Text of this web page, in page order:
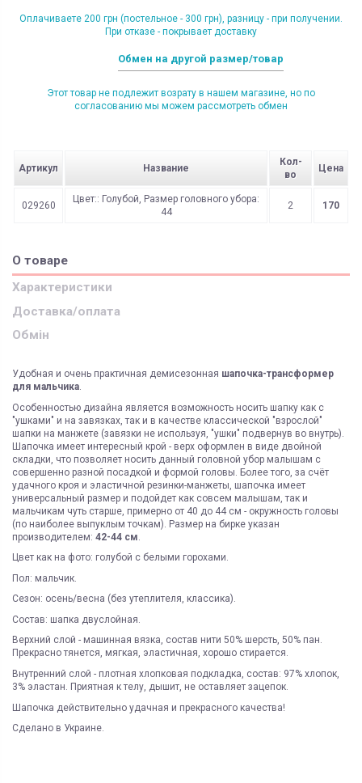
Оплачиваете 200 грн (постельное - 300 грн), разницу - при получении.
При отказе - покрывает доставку
Обмен на другой размер/товар
Этот товар не подлежит возрату в нашем магазине, но по
согласованию мы можем рассмотреть обмен
Артикул Название
Кол-
во
Цена
029260
Цвет:: Голубой, Размер головного убора:
44
2 170
О товаре
Характеристики
Доставка/оплата
Обмін
Удобная и очень практичная демисезонная шапочка-трансформер
для мальчика.
Особенностью дизайна является возможность носить шапку как с
"ушками" и на завязках, так и в качестве классической "взрослой"
шапки на манжете (завязки не используя, "ушки" подвернув во внутрь).
Шапочка имеет интересный крой - верх оформлен в виде двойной
складки, что позволяет носить данный головной убор малышам с
совершенно разной посадкой и формой головы. Более того, за счёт
удачного кроя и эластичной резинки-манжеты, шапочка имеет
универсальный размер и подойдет как совсем малышам, так и
мальчикам чуть старше, примерно от 40 до 44 см - окружность головы
(по наиболее выпуклым точкам). Размер на бирке указан
производителем: 42-44 см
Цвет как на фото: голубой с белыми горохами.
Пол: мальчик.
Сезон: осень/весна (без утеплителя, классика).
Состав: шапка двуслойная.
Верхний слой - машинная вязка, состав нити 50% шерсть, 50% пан.
Прекрасно тянется, мягкая, эластичная, хорошо стирается.
Внутренний слой - плотная хлопковая подкладка, состав: 97% хлопок,
3% эластан. Приятная к телу, дышит, не оставляет зацепок.
Шапочка действительно удачная и прекрасного качества!
Сделано в Украине.